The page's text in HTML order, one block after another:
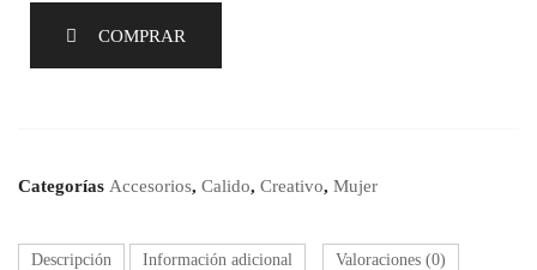
COMPRAR
Categorías Accesorios, Calido, Creativo, Mujer
Descripción Información adicional Valoraciones (0)